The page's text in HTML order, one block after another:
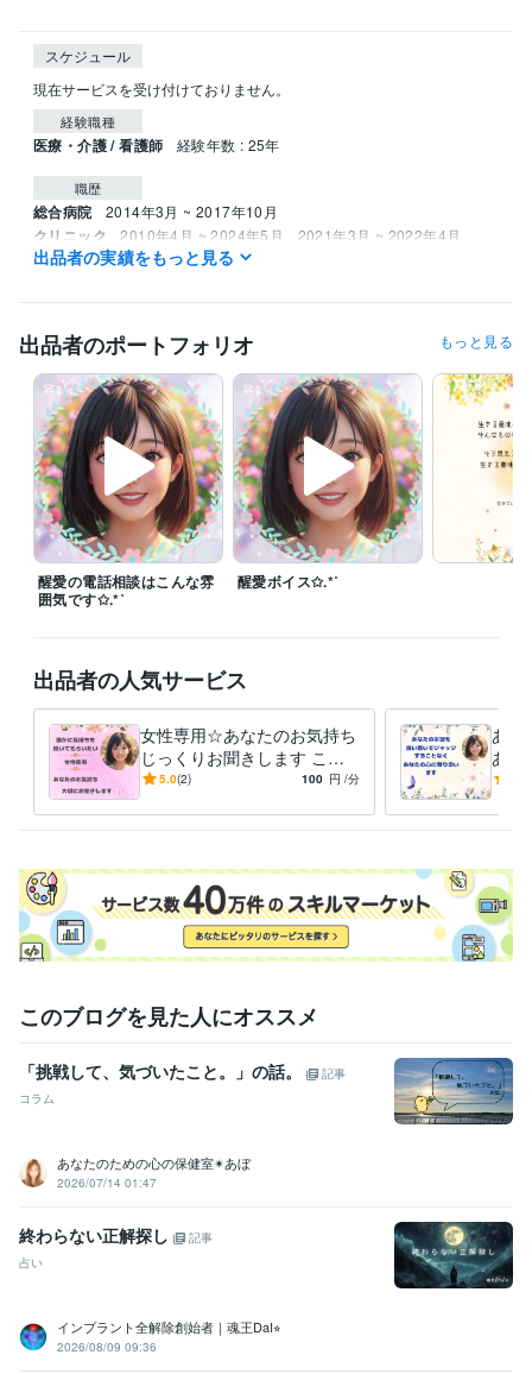
スケジュール
現在サービスを受け付けておりません。
経験職種
医療・介護 / 看護師 経験年数 : 25年
職歴
総合病院 2014年3月 ~ 2017年10月
クリニック 2010年4月 ~ 2024年5月 2021年3月 ~ 2022年4月
看護師 取得年 : 2001年
得意分野
悩み相談・カウンセリング
学歴
看護専門学校 1998年3月 ~ 2001年2月
語学力
英語 日常会話レベル
出品者の実績をもっと見る
出品者のポートフォリオ もっと見る
醒愛の電話相談はこんな雰
囲気です✩.*˚
醒愛ボイス✩.*˚
出品者の人気サービス
女性専用☆あなたのお気持ち
じっくりお聞きします この
気持ちを誰かに聞いてほしい
す
5.0(2) 100 円 /分
あな
あな
良い
このブログを見た人にオススメ
「挑戦して、気づいたこと。」の話。
記事
コラム
あなたのための心の保健室✴あぼ
2026/07/14 01:47
終わらない正解探し
記事
占い
インプラント全解除創始者｜魂王DaI⭐︎
2026/08/09 09:36